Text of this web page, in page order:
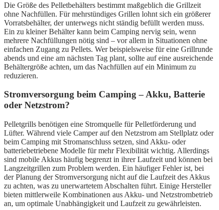
Die Größe des Pelletbehälters bestimmt maßgeblich die Grillzeit
ohne Nachfüllen. Für mehrstündiges Grillen lohnt sich ein größerer
Vorratsbehälter, der unterwegs nicht ständig befüllt werden muss.
Ein zu kleiner Behälter kann beim Camping nervig sein, wenn
mehrere Nachfüllungen nötig sind – vor allem in Situationen ohne
einfachen Zugang zu Pellets. Wer beispielsweise für eine Grillrunde
abends und eine am nächsten Tag plant, sollte auf eine ausreichende
Behältergröße achten, um das Nachfüllen auf ein Minimum zu
reduzieren.
Stromversorgung beim Camping – Akku, Batterie
oder Netzstrom?
Pelletgrills benötigen eine Stromquelle für Pelletförderung und
Lüfter. Während viele Camper auf den Netzstrom am Stellplatz oder
beim Camping mit Stromanschluss setzen, sind Akku- oder
batteriebetriebene Modelle für mehr Flexibilität wichtig. Allerdings
sind mobile Akkus häufig begrenzt in ihrer Laufzeit und können bei
Langzeitgrillen zum Problem werden. Ein häufiger Fehler ist, bei
der Planung der Stromversorgung nicht auf die Laufzeit des Akkus
zu achten, was zu unerwartetem Abschalten führt. Einige Hersteller
bieten mittlerweile Kombinationen aus Akku- und Netzstrombetrieb
an, um optimale Unabhängigkeit und Laufzeit zu gewährleisten.